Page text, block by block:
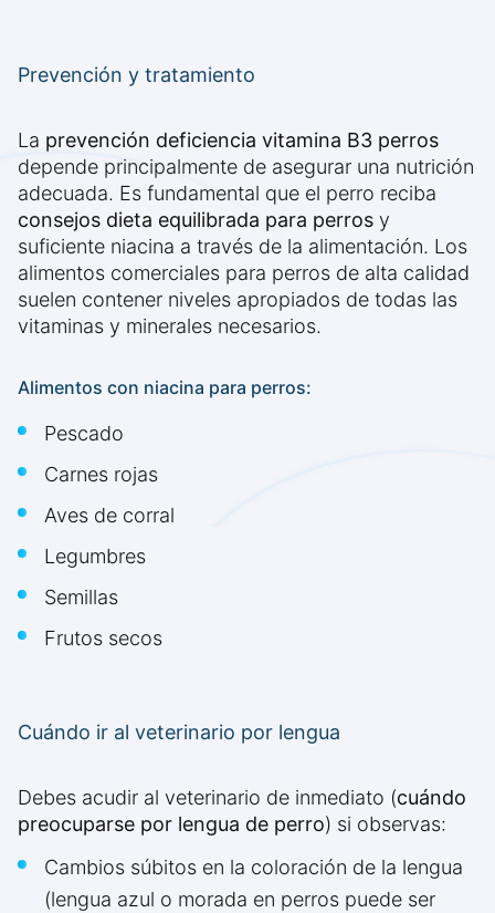
Prevención y tratamiento
La prevención deficiencia vitamina B3 perros
depende principalmente de asegurar una nutrición
adecuada. Es fundamental que el perro reciba
consejos dieta equilibrada para perros y
suficiente niacina a través de la alimentación. Los
alimentos comerciales para perros de alta calidad
suelen contener niveles apropiados de todas las
vitaminas y minerales necesarios.
Alimentos con niacina para perros:
Pescado
Carnes rojas
Aves de corral
Legumbres
Semillas
Frutos secos
Cuándo ir al veterinario por lengua
Debes acudir al veterinario de inmediato (cuándo
preocuparse por lengua de perro) si observas:
Cambios súbitos en la coloración de la lengua
(lengua azul o morada en perros puede ser